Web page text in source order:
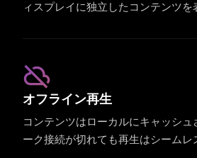
ィスプレイに独立したコンテンツを
オフライン再生
コンテンツはローカルにキャッシュ
ーク接続が切れても再生はシームレ